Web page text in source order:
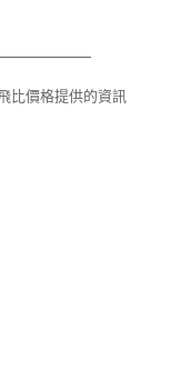
比價格提供的資訊